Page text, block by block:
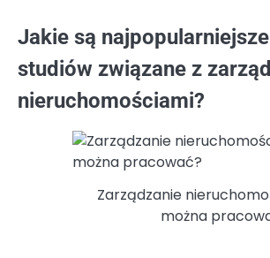
Jakie są
studiów związane z
nieruchomościami?
Zarządzanie
można